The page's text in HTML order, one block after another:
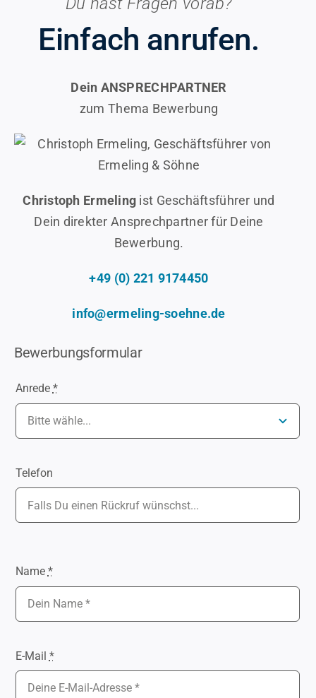
Einfach anrufen.
Dein ANSPRECHPARTNER
zum Thema Bewerbung
Christoph Ermeling ist Geschäftsführer und
Dein direkter Ansprechpartner für Deine
Bewerbung.
+49 (0) 221 9174450
info@ermeling-soehne.de
Bewerbungsformular
Anrede *
Telefon
Name *
E-Mail *